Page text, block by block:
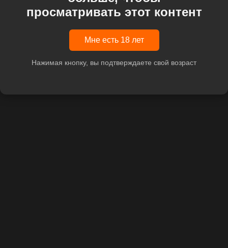
просматривать этот контент
Мне есть 18 лет
Нажимая кнопку, вы подтверждаете свой возраст